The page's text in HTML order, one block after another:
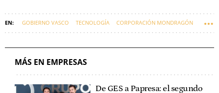
GOBIERNO VASCO TECNOLOGÍA CORPORACIÓN MONDRAGÓN
MÁS EN EMPRESAS
De GES a Papresa: el segundo